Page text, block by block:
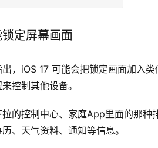
定屏幕画面
，iOS 17 可能会把锁定画面加入
控制其他设备。
的控制中心、家庭App里面的那
、天气资料、通知等信息。